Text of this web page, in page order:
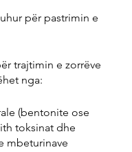
për pastrimin e
trajtimin e zorrëve
nga:
(bentonite ose
toksinat dhe
mbeturinave